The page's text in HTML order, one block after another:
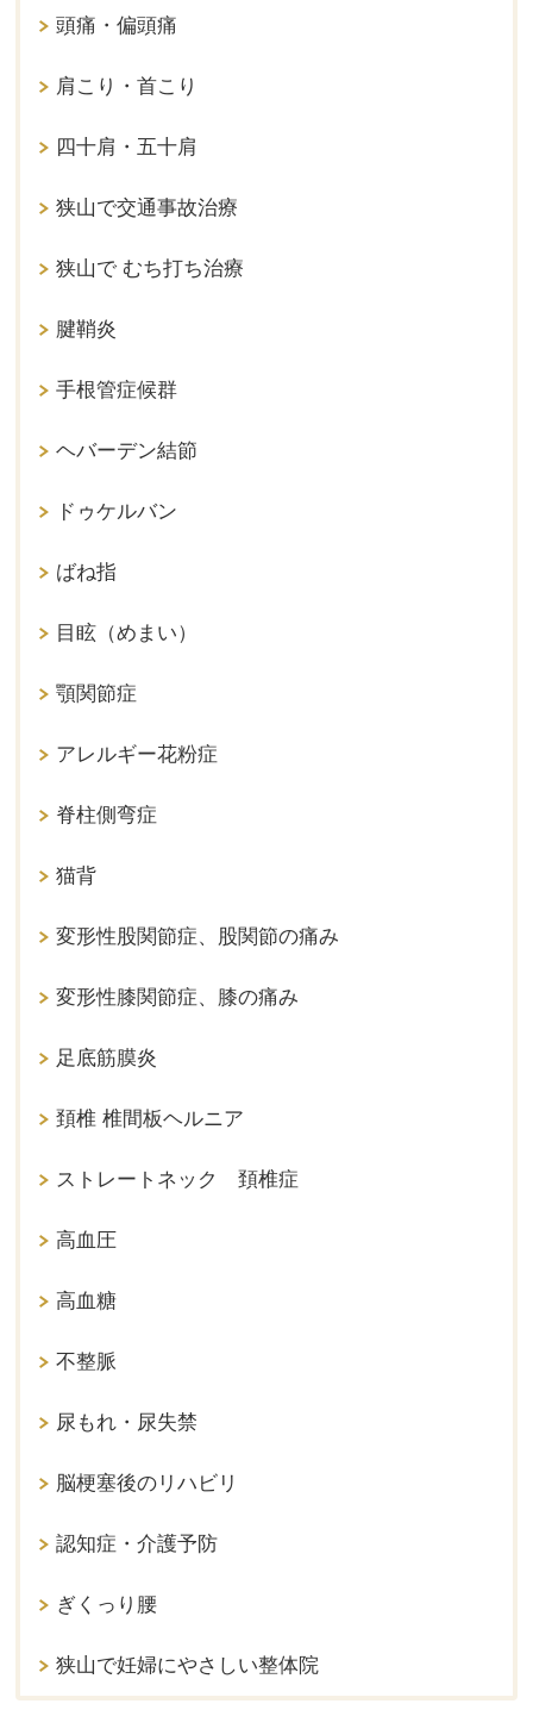
頭痛・偏頭痛
肩こり・首こり
四十肩・五十肩
狭山で交通事故治療
狭山で むち打ち治療
腱鞘炎
手根管症候群
ヘバーデン結節
ドゥケルバン
ばね指
目眩（めまい）
顎関節症
アレルギー花粉症
脊柱側弯症
猫背
変形性股関節症、股関節の痛み
変形性膝関節症、膝の痛み
足底筋膜炎
頚椎 椎間板ヘルニア
ストレートネック 頚椎症
高血圧
高血糖
不整脈
尿もれ・尿失禁
脳梗塞後のリハビリ
認知症・介護予防
ぎくっり腰
狭山で妊婦にやさしい整体院